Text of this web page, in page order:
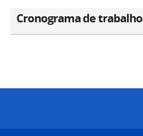
Cronograma de trabalho